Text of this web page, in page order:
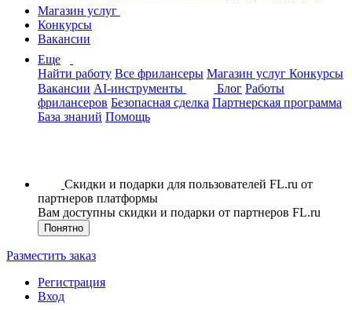
Магазин услуг
Конкурсы
Вакансии
Еще
Найти работу Все фрилансеры Магазин услуг Конкурсы
Вакансии AI-инструменты Блог Работы
фрилансеров Безопасная сделка Партнерская программа
База знаний Помощь
Скидки и подарки для пользователей FL.ru от
партнеров платформы
Вам доступны скидки и подарки от партнеров FL.ru
Понятно
Разместить заказ
Регистрация
Вход